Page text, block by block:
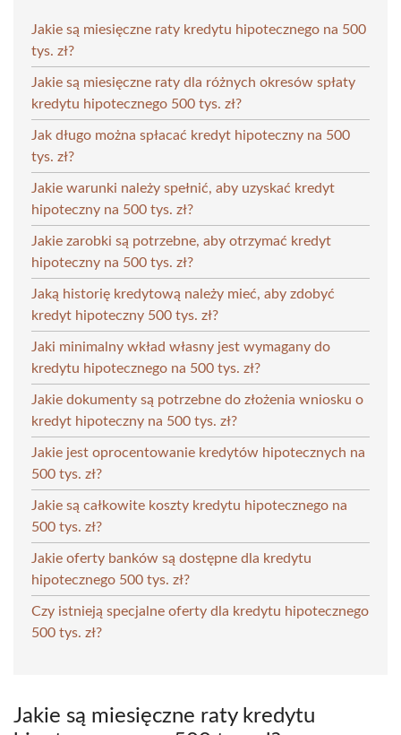
Jakie są miesięczne raty kredytu hipotecznego na 500
tys. zł?
Jakie są miesięczne raty dla różnych okresów spłaty
kredytu hipotecznego 500 tys. zł?
Jak długo można spłacać kredyt hipoteczny na 500
tys. zł?
Jakie warunki należy spełnić, aby uzyskać kredyt
hipoteczny na 500 tys. zł?
Jakie zarobki są potrzebne, aby otrzymać kredyt
hipoteczny na 500 tys. zł?
Jaką historię kredytową należy mieć, aby zdobyć
kredyt hipoteczny 500 tys. zł?
Jaki minimalny wkład własny jest wymagany do
kredytu hipotecznego na 500 tys. zł?
Jakie dokumenty są potrzebne do złożenia wniosku o
kredyt hipoteczny na 500 tys. zł?
Jakie jest oprocentowanie kredytów hipotecznych na
500 tys. zł?
Jakie są całkowite koszty kredytu hipotecznego na
500 tys. zł?
Jakie oferty banków są dostępne dla kredytu
hipotecznego 500 tys. zł?
Czy istnieją specjalne oferty dla kredytu hipotecznego
500 tys. zł?
Jakie są miesięczne raty kredytu